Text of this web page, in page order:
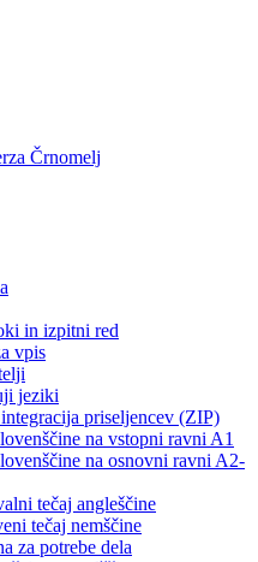
in izpitni red
vpis
jeziki
priseljencev (ZIP)
na vstopni ravni A1
na osnovni ravni A2-
tečaj angleščine
tečaj nemščine
za potrebe dela